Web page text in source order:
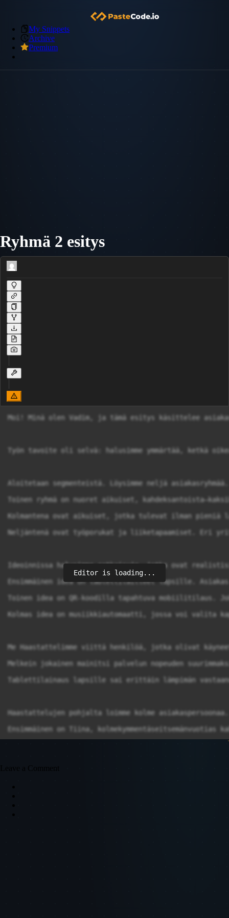
My Snippets
Archive
Premium
Ryhmä 2 esitys
Moi! Minä olen Vadim, ja tämä esitys käsittelee
Työn tavoite oli selvä: halusimme ymmärtää, ketkä
Aloitetaan segmenteistä. Löysimme neljä
Toinen ryhmä on nuoret aikuiset,
Kolmantena ovat aikuiset, jotka tulevat ilman pieniä
Neljäntenä ovat työporukat ja liiketapaamiset. Eri
Ideoinnissa halusimme ratkaisuja, jotka ovat
Ensimmäinen idea on tablettilaitteet lapsille.
Toinen idea on QR-koodilla tapahtuva mobiilitilaus.
Kolmas idea on musiikkiautomaatti, jossa voi valita
Me Haastattelimme viittä henkilöä, jotka olivat käyneet
Melkein jokainen mainitsi palvelun nopeuden
Tablettilainaus lapsille sai erittäin lämpimän
Haastattelujen pohjalta loimme kolme asiakaspersoonaa.
Ensimmäinen on Tiina,
Editor is loading...
Leave a Comment